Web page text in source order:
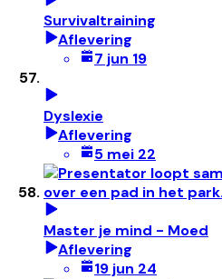
Survivaltraining
Aflevering
7 jun 19
Dyslexie
Aflevering
5 mei 22
Master je mind - Moed
Aflevering
19 jun 24